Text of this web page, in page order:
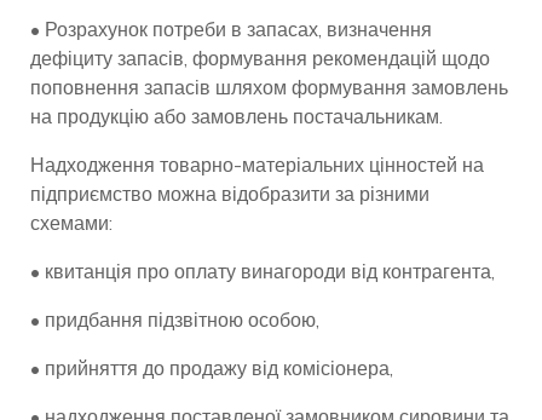
• Розрахунок потреби в запасах, визначення
дефіциту запасів, формування рекомендацій щодо
поповнення запасів шляхом формування замовлень
на продукцію або замовлень постачальникам.
Надходження товарно-матеріальних цінностей на
підприємство можна відобразити за різними
схемами:
• квитанція про оплату винагороди від контрагента,
• придбання підзвітною особою,
• прийняття до продажу від комісіонера,